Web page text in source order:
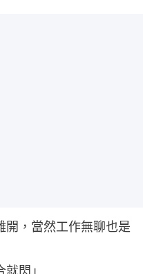
開，當然工作無聊也是
閃」